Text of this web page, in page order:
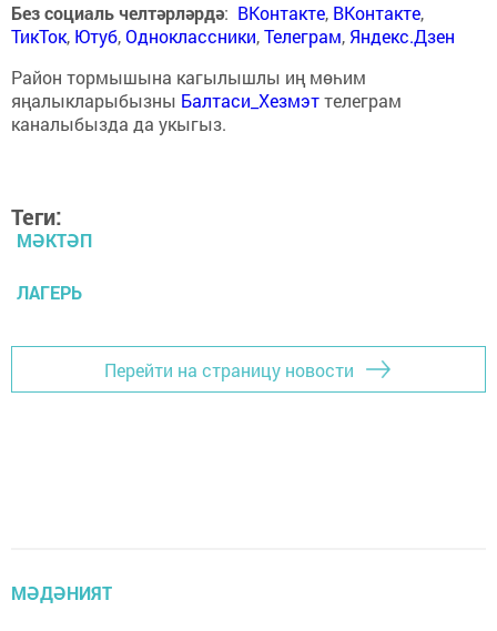
Без социаль челтәрләрдә: ВКонтакте, ВКонтакте,
ТикТок, Ютуб,Одноклассники,Телеграм, Яндекс.Дзен
Район тормышына кагылышлы иң мөһим
яңалыкларыбызны Балтаси_Хезмэттелеграм
каналыбызда да укыгыз.
Теги:
МӘКТӘП
ЛАГЕРЬ
Перейти на страницу новости
МӘДӘНИЯТ